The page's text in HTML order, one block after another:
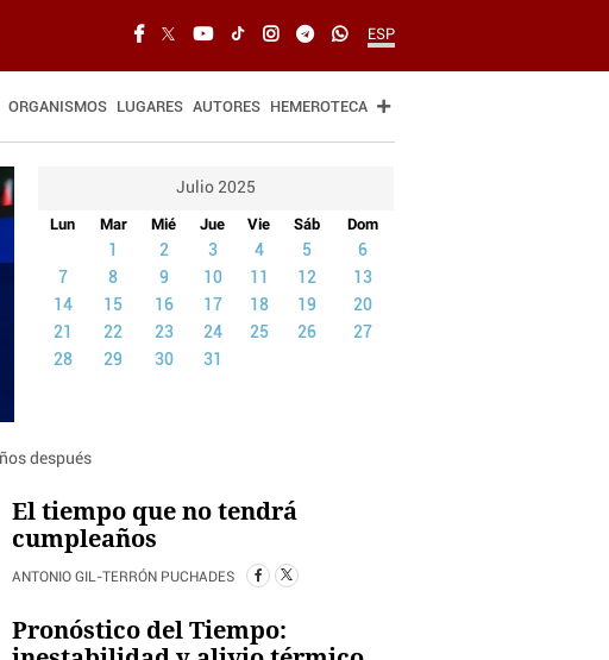
ESP
ORGANISMOS LUGARES AUTORES HEMEROTECA
Julio 2025
Lun Mar Mié Jue Vie Sáb Dom
2 3 4 5
6
7
8 9 10 12
13
14
15 16 17 18 19
20
21
22 23 24 25 26
27
28
29 30 31
El tiempo que no tendrá
cumpleaños
ANTONIO GIL-TERRÓN PUCHADES
Pronóstico del Tiempo: